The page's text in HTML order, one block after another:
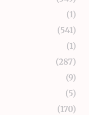
(1)
(541)
(1)
(287)
(9)
(5)
(170)